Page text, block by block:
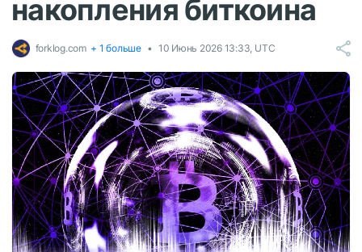
накопления биткоина
forklog.com + 1 больше 10 Июнь 2026 13:33, UTC